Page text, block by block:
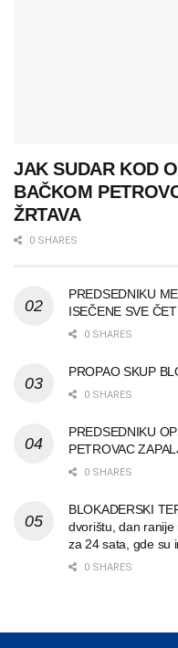
JAK SUDAR KOD
BAČKOM
ŽRTAVA
0 SHARES
PREDSEDNIKU
ISEČENE SVE
0 SHARES
PROPAO SKUP
0 SHARES
PREDSEDNIKU
PETROVAC
0 SHARES
BLOKADERSKI
dvorištu, dan
za 24 sata, gde su
0 SHARES